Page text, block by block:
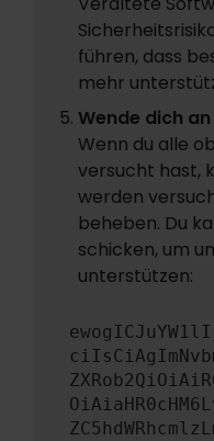
führen, dass
mehr
Wende dich
Wenn du alle
versucht hast,
werden
beheben. Du
schicken, um
unterstützen: